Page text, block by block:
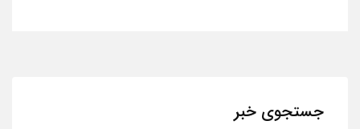
جستجوی خبر